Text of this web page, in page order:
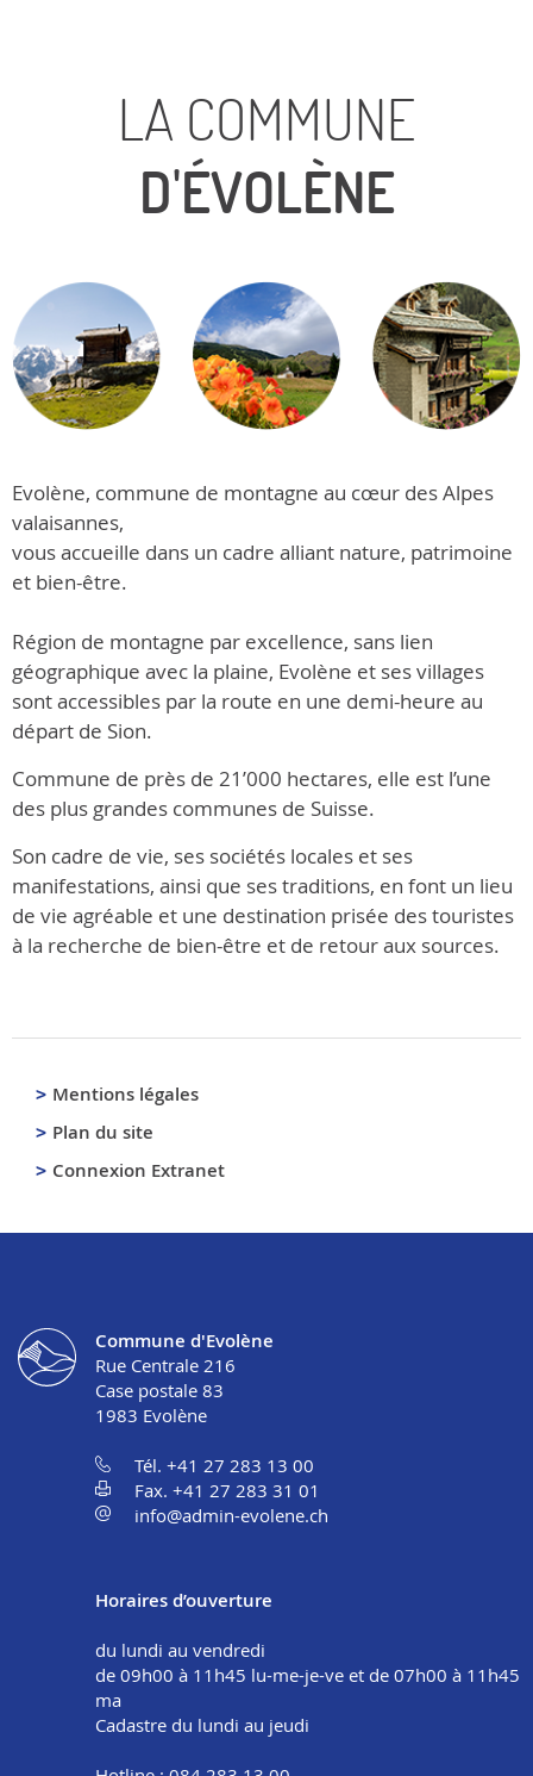
LA COMMUNE
D'ÉVOLÈNE
Evolène, commune de montagne au cœur des Alpes
valaisannes,
vous accueille dans un cadre alliant nature, patrimoine
et bien-être.
Région de montagne par excellence, sans lien
géographique avec la plaine, Evolène et ses villages
sont accessibles par la route en une demi-heure au
départ de Sion.
Commune de près de 21’000 hectares, elle est l’une
des plus grandes communes de Suisse.
Son cadre de vie, ses sociétés locales et ses
manifestations, ainsi que ses traditions, en font un lieu
de vie agréable et une destination prisée des touristes
à la recherche de bien-être et de retour aux sources.
Mentions légales
Plan du site
Connexion Extranet
Commune d'Evolène
Rue Centrale 216
Case postale 83
1983 Evolène
Tél. +41 27 283 13 00
Fax. +41 27 283 31 01
info@admin-evolene.ch
Horaires d’ouverture
du lundi au vendredi
de 09h00 à 11h45 lu-me-je-ve et de 07h00 à 11h45
ma
Cadastre du lundi au jeudi